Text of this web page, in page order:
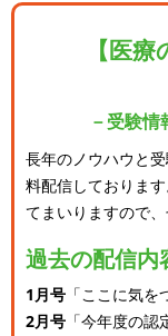
【医
－受験
長年のノウハウと
料配信しております
てまいりますので
過去の配信内
1月号 「ここに気を
2月号 「今年度の認